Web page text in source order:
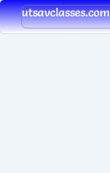
Skip
to
content
utsavclasses.com